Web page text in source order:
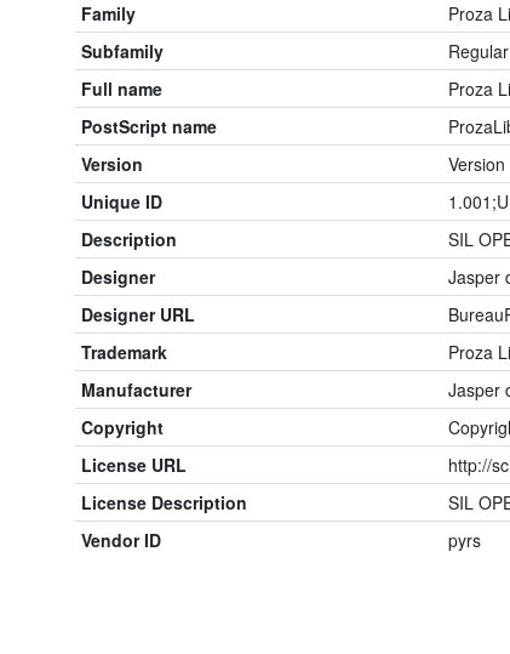
Family
Proza
Subfamily
Regular
Full name
Proza
PostScript name
Version
Unique ID
Description
SIL
Designer
Jasper
Designer URL
Trademark
Proza
Manufacturer
Jasper
Copyright
License URL
http://
License Description
SIL
Vendor ID
pyrs